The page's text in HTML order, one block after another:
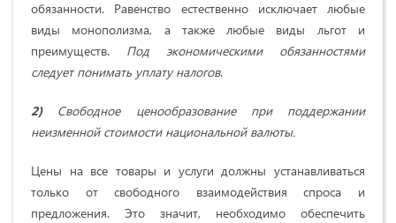
обязанности. Равенство естественно исключает любые
виды монополизма, а также любые виды льгот и
преимуществ. Под экономическими обязанностями
следует понимать уплату налогов.
2)Свободное ценообразование при поддержании
неизменной стоимости национальной валюты.
Цены на все товары и услуги должны устанавливаться
только от свободного взаимодействия спроса и
предложения. Это значит, необходимо обеспечить